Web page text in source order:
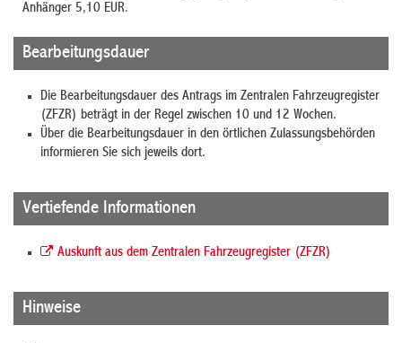
Anhänger 5,10 EUR.
Bearbeitungsdauer
Die Bearbeitungsdauer des Antrags im Zentralen Fahrzeugregister
(ZFZR) beträgt in der Regel zwischen 10 und 12 Wochen.
Über die Bearbeitungsdauer in den örtlichen Zulassungsbehörden
informieren Sie sich jeweils dort.
Vertiefende Informationen
Auskunft aus dem Zentralen Fahrzeugregister (ZFZR)
Hinweise